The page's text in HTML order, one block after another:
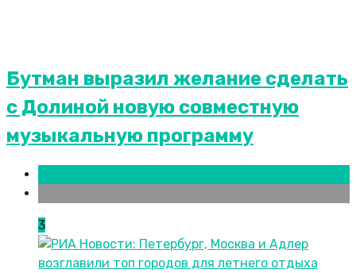
Бутман выразил желание сделать
с Долиной новую совместную
музыкальную программу
3